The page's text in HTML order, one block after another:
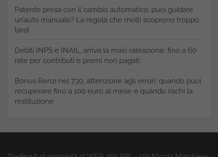
Patente presa con il cambio automatico: puoi guidare
un’auto manuale? La regola che molti scoprono troppo
tardi
Debiti INPS e INAIL, arriva la maxi rateazione: fino a 60
rate per contributi e premi non pagati
Bonus Renzi nel 730, attenzione agli errori: quando puoi
recuperare fino a 100 euro al mese e quando rischi la
restituzione